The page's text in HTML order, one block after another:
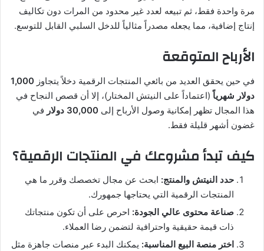
مرة واحدة فقط، ثم تبيعه لعدد غير محدود من المرات دون تكاليف
إنتاج إضافية، مما يجعله مصدراً مثالياً للدخل السلبي القابل للتوسع.
الأرباح المتوقعة
في حين يحقق العديد من بائعي المنتجات الرقمية دخلاً يتجاوز 1,000
دولار شهرياً(اعتماداً على النيتش المختار)، إلا أن قصص النجاح في
هذا المجال تظهر إمكانية وصول الأرباح إلى 30,000 دولار
في
غضون أشهر قليلة فقط.
كيف تبدأ مشروعك في المنتجات الرقمية؟
حدد النيتش والمنتج: ابحث عن مجال تخصصك وقرر ما هي
المنتجات الرقمية التي يحتاجها جمهورك.
صناعة محتوى عالي الجودة: احرص على أن تكون منتجاتك
ذات قيمة حقيقية واحترافية لتضمن رضا العملاء.
اختر منصة البيع المناسبة: يمكنك البدء عبر منصات جاهزة مثل